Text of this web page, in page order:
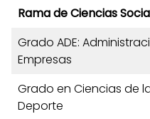
Rama de Ciencias
Grado ADE:
Empresas
Grado en Ciencias de
Deporte